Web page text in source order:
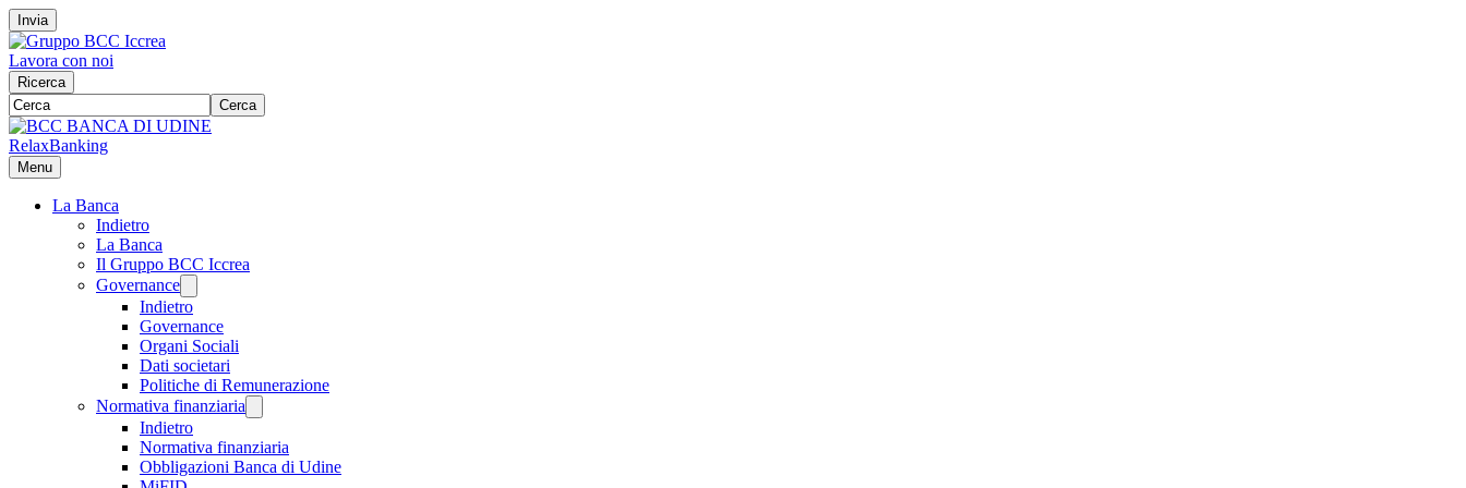
Invia
Lavora con noi
Ricerca
Cerca
RelaxBanking
Menu
La Banca
Indietro
La Banca
Il Gruppo BCC Iccrea
Governance
Indietro
Governance
Organi Sociali
Dati societari
Politiche di Remunerazione
Normativa finanziaria
Indietro
Normativa finanziaria
Obbligazioni Banca di Udine